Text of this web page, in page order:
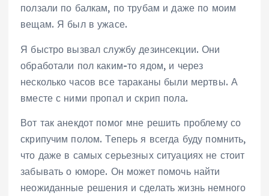
ползали по балкам, по трубам и даже по моим
вещам. Я был в ужасе.
Я быстро вызвал службу дезинсекции. Они
обработали пол каким-то ядом, и через
несколько часов все тараканы были мертвы. А
вместе с ними пропал и скрип пола.
Вот так анекдот помог мне решить проблему со
скрипучим полом. Теперь я всегда буду помнить,
что даже в самых серьезных ситуациях не стоит
забывать о юморе. Он может помочь найти
неожиданные решения и сделать жизнь немного